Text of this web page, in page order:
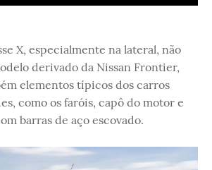
X, especialmente na lateral, não
derivado da Nissan Frontier,
elementos típicos dos carros
como os faróis, capô do motor e
barras de aço escovado.